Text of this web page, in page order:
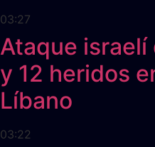
03:27
Ataque
y 12 heridos
Líbano
03:22